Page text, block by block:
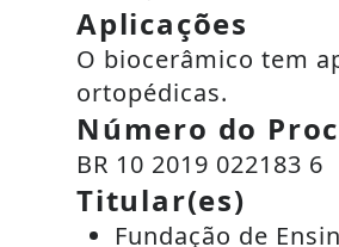
Aplicações
O biocerâmico tem
ortopédicas.
Número do
BR 10 2019 022183 6
Titular(es)
Fundação de